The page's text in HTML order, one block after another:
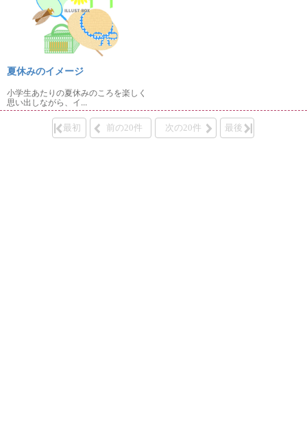
夏休みのイメージ
小学生あたりの夏休みのころを楽しく
思い出しながら、イ...
最初 前の20件 次の20件 最後